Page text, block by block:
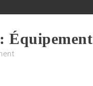
:Équipement